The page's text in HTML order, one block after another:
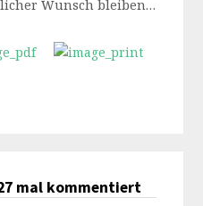
Wunsch bleiben…
mal kommentiert